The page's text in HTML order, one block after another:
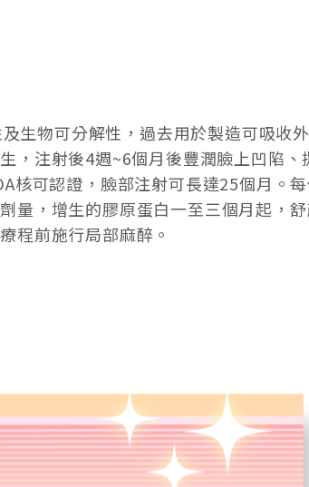
生物可分解性，過去用於製造可吸收
，注射後4週~6個月後豐潤臉上凹陷、
核可認證，臉部注射可長達25個月。
量，增生的膠原蛋白一至三個月起，
程前施行局部麻醉。